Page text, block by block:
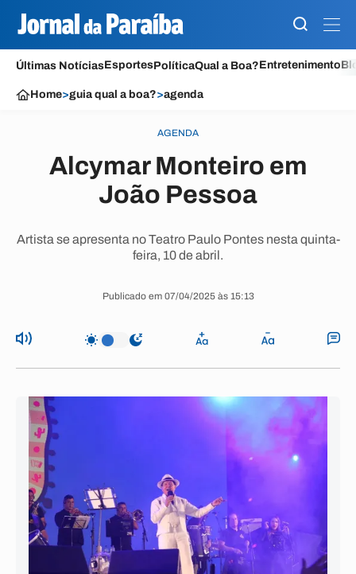
Últimas NotíciasEsportesPolíticaQual a Boa?Entretenimento
Home>guia qual a boa?>agenda
AGENDA
Alcymar Monteiro em
João Pessoa
Artista se apresenta no Teatro Paulo Pontes nesta quinta-
feira, 10 de abril.
Publicado em 07/04/2025 às 15:13